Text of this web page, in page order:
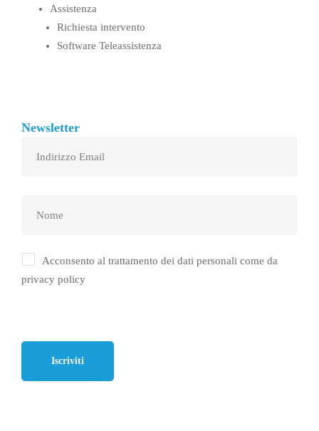
Assistenza
Richiesta intervento
Software Teleassistenza
Newsletter
Acconsento al trattamento dei dati personali come da
privacy policy